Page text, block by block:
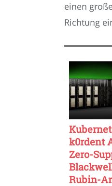
einen
Richtung
k0rdent
Zero-
Rubin-